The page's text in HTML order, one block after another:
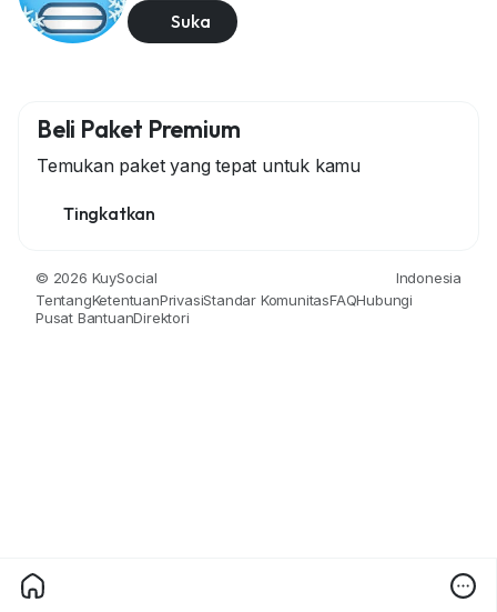
Suka
Beli Paket Premium
Temukan paket yang tepat untuk kamu
Tingkatkan
© 2026 KuySocial
Indonesia
TentangKetentuanPrivasiStandar KomunitasFAQHubungi
Pusat BantuanDirektori